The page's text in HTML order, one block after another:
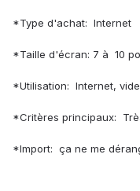
*Type d'achat: Internet
*Taille d'écran: 7 à 10
*Utilisation: Internet,
*Critères principaux:
*Import: ça ne me